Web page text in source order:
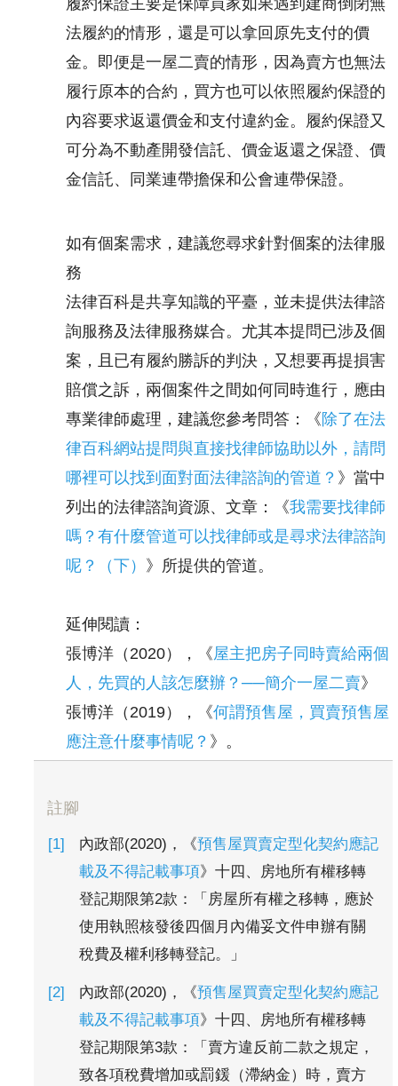
履約保證主要是保障買家如果遇到建商倒閉無
法履約的情形，還是可以拿回原先支付的價
金。即便是一屋二賣的情形，因為賣方也無法
履行原本的合約，買方也可以依照履約保證的
內容要求返還價金和支付違約金。履約保證又
可分為不動產開發信託、價金返還之保證、價
金信託、同業連帶擔保和公會連帶保證。
如有個案需求，建議您尋求針對個案的法律服
務
法律百科是共享知識的平臺，並未提供法律諮
詢服務及法律服務媒合。尤其本提問已涉及個
案，且已有履約勝訴的判決，又想要再提損害
賠償之訴，兩個案件之間如何同時進行，應由
專業律師處理，建議您參考問答：《除了在法
律百科網站提問與直接找律師協助以外，請問
哪裡可以找到面對面法律諮詢的管道？ 》當中
列出的法律諮詢資源、文章：《我需要找律師
嗎？有什麼管道可以找律師或是尋求法律諮詢
呢？（下） 》所提供的管道。
延伸閱讀：
張博洋（2020），《屋主把房子同時賣給兩個
人，先買的人該怎麼辦？──簡介一屋二賣》
張博洋（2019），《何謂預售屋，買賣預售屋
應注意什麼事情呢？ 》。
註腳
內政部(2020)，《預售屋買賣定型化契約應記
載及不得記載事項》十四、房地所有權移轉
登記期限第2款：「房屋所有權之移轉，應於
使用執照核發後四個月內備妥文件申辦有關
稅費及權利移轉登記。」
內政部(2020)，《預售屋買賣定型化契約應記
載及不得記載事項》十四、房地所有權移轉
登記期限第3款：「賣方違反前二款之規定，
致各項稅費增加或罰鍰（滯納金）時，賣方